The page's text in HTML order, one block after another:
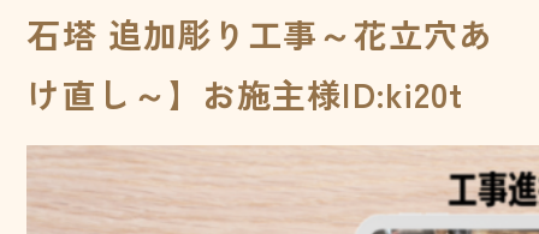
石塔 追加彫り工事～花立穴あ
け直し～】お施主様ID:ki20t